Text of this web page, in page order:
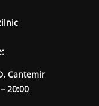
Cantemir
20:00